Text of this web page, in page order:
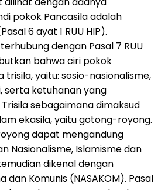
pokok Pancasila adalah
6 ayat 1 RUU HIP).
dengan Pasal 7 RUU
bahwa ciri pokok
trisila, yaitu: sosio-nasionalisme,
serta ketuhanan yang
sebagaimana dimaksud
ekasila, yaitu gotong-royong.
dapat mengandung
Nasionalisme, Islamisme dan
dikenal dengan
dan Komunis (NASAKOM). Pasal